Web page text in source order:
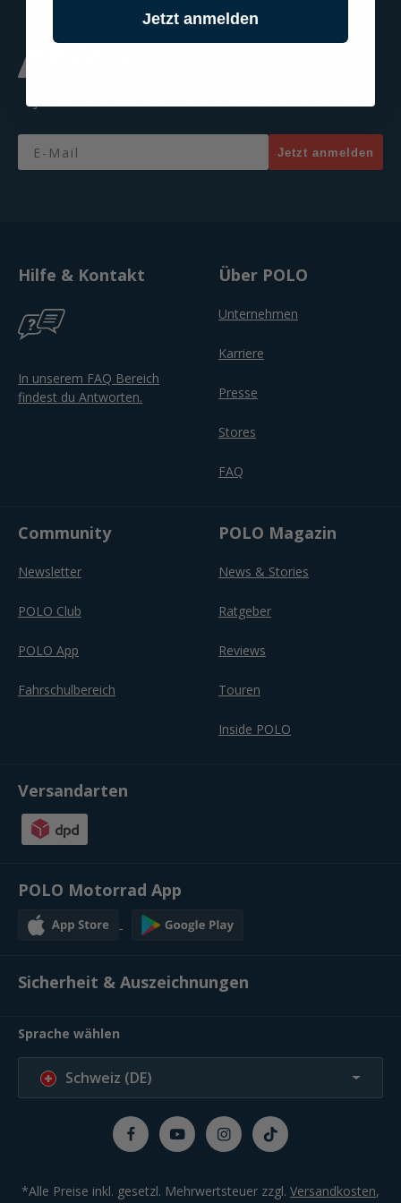
Email
Jetzt anmelden
Hilfe & Kontakt
In unserem FAQ Bereich
findest du Antworten.
Über POLO
Unternehmen
Karriere
Presse
Stores
FAQ
Community
Newsletter
POLO Club
POLO App
Fahrschulbereich
POLO Magazin
News & Stories
Ratgeber
Reviews
Touren
Inside POLO
Versandarten
POLO Motorrad App
Sicherheit & Auszeichnungen
Sprache wählen
Schweiz (DE)
*Alle Preise inkl. gesetzl. Mehrwertsteuer zzgl. Versandkosten,
Jetzt anmelden